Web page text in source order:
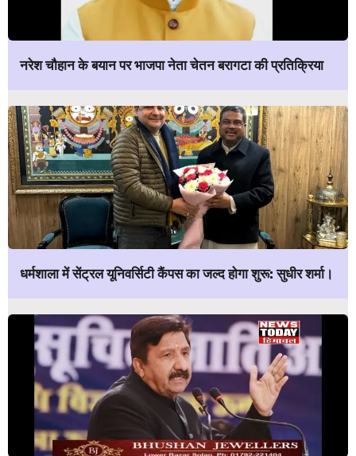
नरेश चौहान के बयान पर भाजपा नेता चेतन बरागटा की प्रतिक्रिया
धर्मशाला में सेंट्रल यूनिवर्सिटी कैंपस का जल्द होगा शुरू: सुधीर शर्मा।